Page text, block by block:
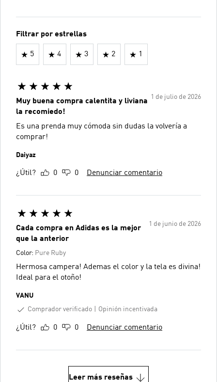
Filtrar por estrellas
5 4 3 2 1
1 de julio de 2026
Muy buena compra calentita y liviana
la recomiedo!
Es una prenda muy cómoda sin dudas la volvería a
comprar!
Daiyaz
¿Útil? 0 0 Denunciar comentario
1 de junio de 2026
Cada compra en Adidas es la mejor
que la anterior
Color: Pure Ruby
Hermosa campera! Ademas el color y la tela es divina!
Ideal para el otoño!
VANU
Comprador verificado
Opinión incentivada
¿Útil? 0 0 Denunciar comentario
Leer más reseñas